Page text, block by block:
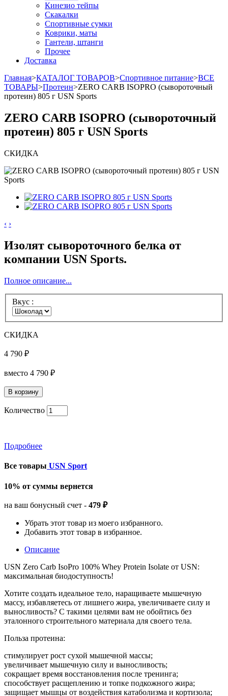
Кинезио тейпы
Скакалки
Спортивные сумки
Коврики, маты
Гантели, штанги
Прочее
Доставка
Главная>КАТАЛОГ ТОВАРОВ>Спортивное питание>ВСЕ
ТОВАРЫ>Протеин>ZERO CARB ISOPRO (сывороточный
протеин) 805 г USN Sports
ZERO CARB ISOPRO (сывороточный
протеин) 805 г USN Sports
СКИДКА
‹ ›
Изолят сывороточного белка от
компании USN Sports.
Полное описание...
Вкус :
СКИДКА
4 790 ₽
вместо 4 790 ₽
Количество
Подробнее
Все товары USN Sport
10% от суммы вернется
на ваш бонусный счет - 479 ₽
Убрать этот товар из моего избранного.
Добавить этот товар в избранное.
Описание
USN Zero Carb IsoPro 100% Whey Protein Isolate от USN:
максимальная биодоступность!
Хотите создать идеальное тело, наращиваете мышечную
массу, избавляетесь от лишнего жира, увеличиваете силу и
выносливость? С такими целями вам не обойтись без
эталонного строительного материала для своего тела.
Польза протеина:
стимулирует рост сухой мышечной массы;
увеличивает мышечную силу и выносливость;
сокращает время восстановления после тренинга;
способствует расщеплению и топке подкожного жира;
защищает мышцы от воздействия катаболизма и кортизола;